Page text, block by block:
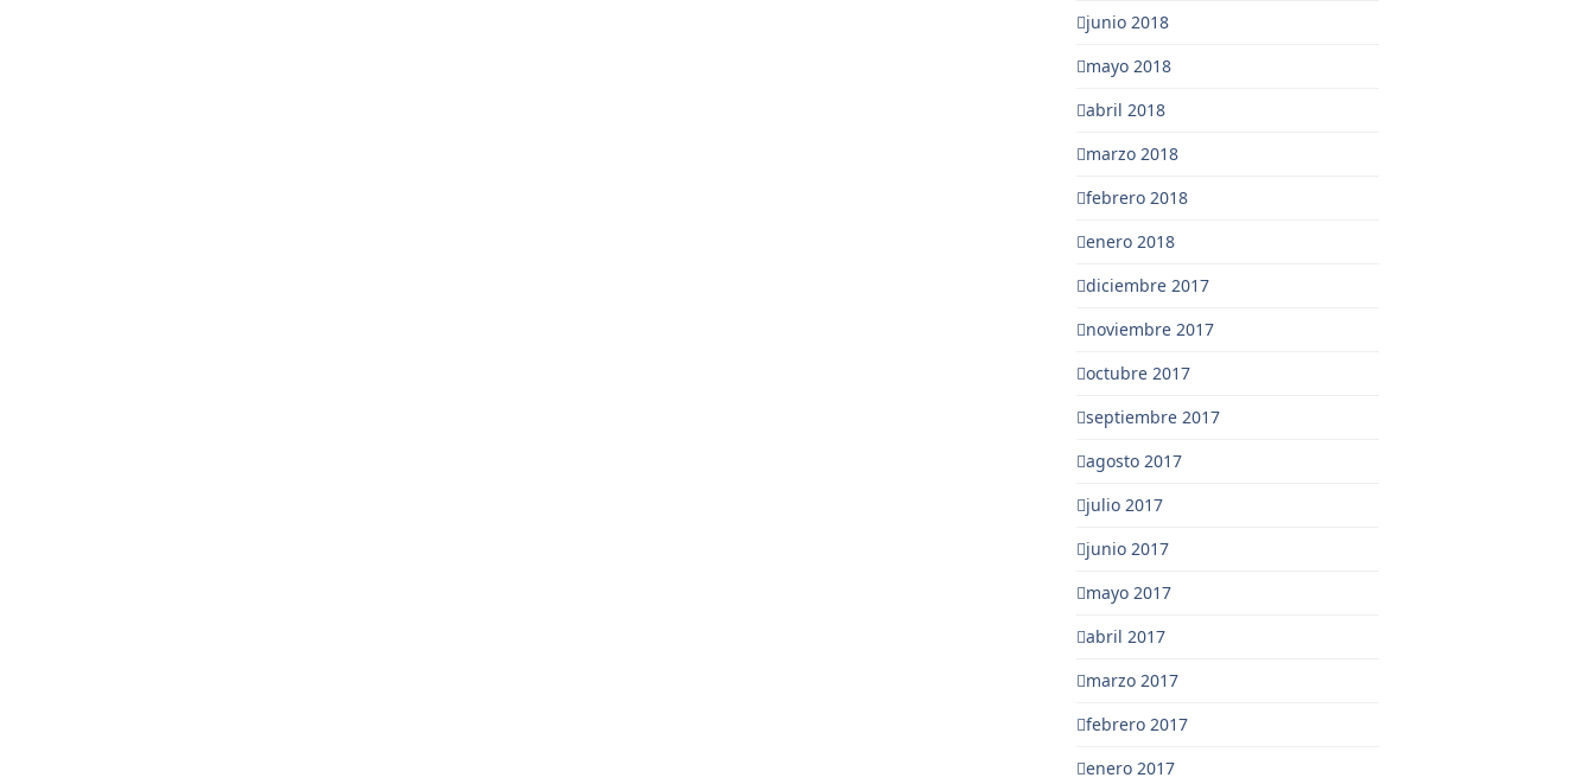
junio 2018
mayo 2018
abril 2018
marzo 2018
febrero 2018
enero 2018
diciembre 2017
noviembre 2017
octubre 2017
septiembre 2017
agosto 2017
julio 2017
junio 2017
mayo 2017
abril 2017
marzo 2017
febrero 2017
enero 2017